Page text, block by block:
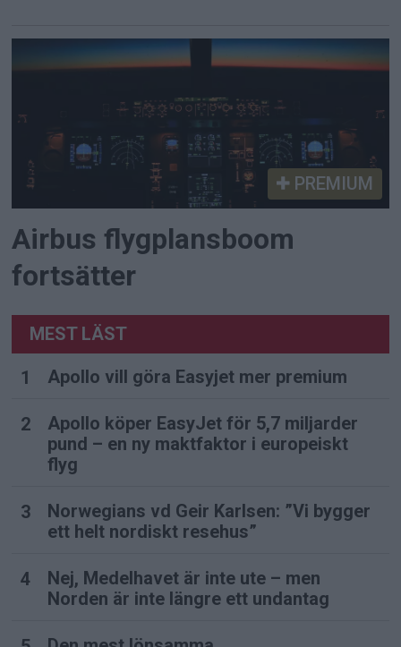
PREMIUM
Airbus flygplansboom
fortsätter
MEST LÄST
Apollo vill göra Easyjet mer premium
Apollo köper EasyJet för 5,7 miljarder
pund – en ny maktfaktor i europeiskt
flyg
Norwegians vd Geir Karlsen: ”Vi bygger
ett helt nordiskt resehus”
Nej, Medelhavet är inte ute – men
Norden är inte längre ett undantag